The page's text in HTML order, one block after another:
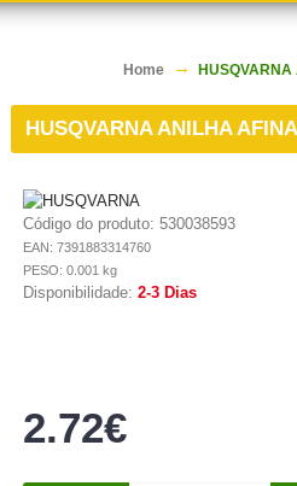
Home HUSQVARNA
HUSQVARNA ANILHA
Código do produto:530038593
EAN: 7391883314760
PESO: 0.001 kg
Disponibilidade:2-3 Dias
2.72€